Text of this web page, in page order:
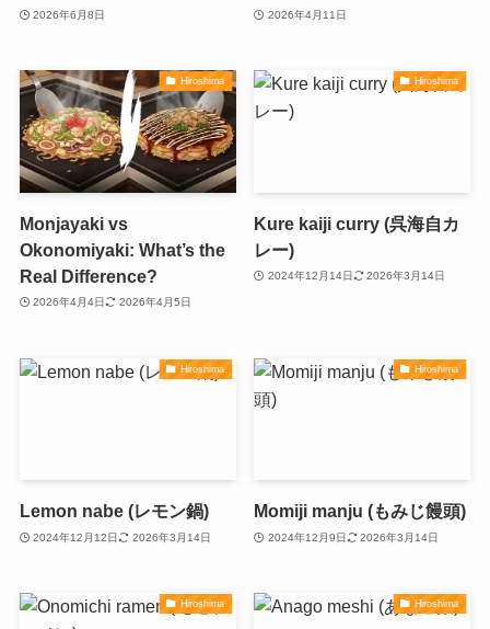
2026年6月8日 2026年4月11日
Hiroshima
Monjayaki vs
Okonomiyaki: What’s the
Real Difference?
2026年4月4日 2026年4月5日
Hiroshima
Kure kaiji curry (呉海自カ
レー)
2024年12月14日 2026年3月14日
Hiroshima
Lemon nabe (レモン鍋)
2024年12月12日 2026年3月14日
Hiroshima
Momiji manju (もみじ饅頭)
2024年12月9日 2026年3月14日
Hiroshima Hiroshima